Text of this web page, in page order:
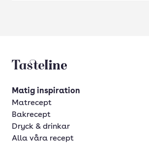
Tasteline startsida
Matig inspiration
Matrecept
Bakrecept
Dryck & drinkar
Alla våra recept